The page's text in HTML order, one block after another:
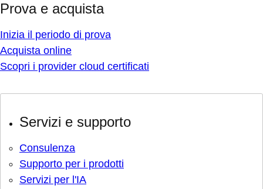
Prova e acquista
Inizia il periodo di prova
Acquista online
Scopri i provider cloud certificati
Servizi e supporto
Consulenza
Supporto per i prodotti
Servizi per l'IA